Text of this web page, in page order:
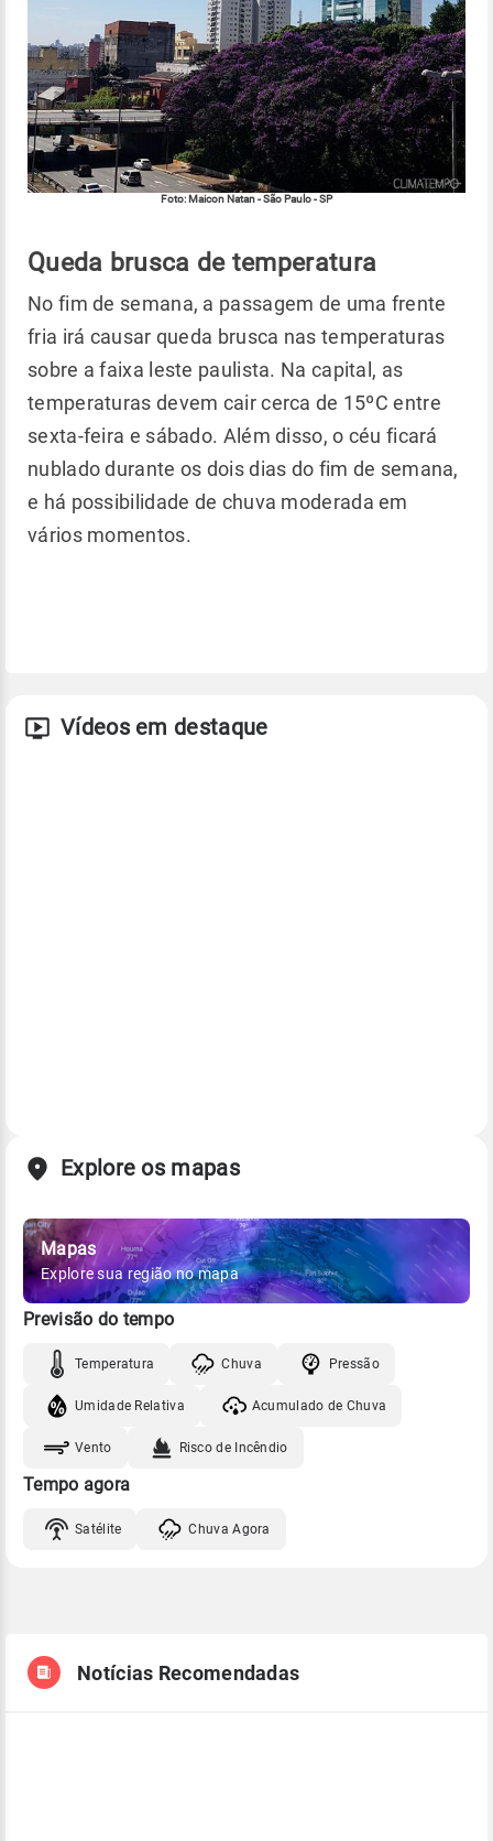
Foto: Maicon Natan - São Paulo - SP
Queda brusca de temperatura
No fim de semana, a passagem de uma frente
fria irá causar queda brusca nas temperaturas
sobre a faixa leste paulista. Na capital, as
temperaturas devem cair cerca de 15ºC entre
sexta-feira e sábado. Além disso, o céu ficará
nublado durante os dois dias do fim de semana,
e há possibilidade de chuva moderada em
vários momentos.
Vídeos em destaque
Explore os mapas
Mapas
Explore sua região no mapa
Previsão do tempo
Temperatura Chuva Pressão
Umidade Relativa Acumulado de Chuva
Vento Risco de Incêndio
Tempo agora
Satélite Chuva Agora
Notícias Recomendadas